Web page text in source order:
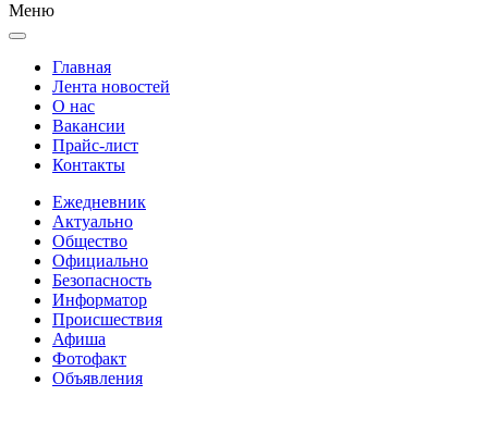
Меню
Главная
Лента новостей
О нас
Вакансии
Прайс-лист
Контакты
Ежедневник
Актуально
Общество
Официально
Безопасность
Информатор
Происшествия
Афиша
Фотофакт
Объявления